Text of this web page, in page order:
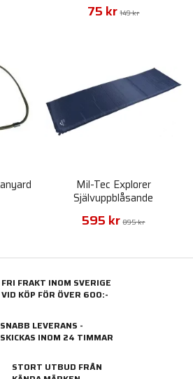
75 kr 149 kr
Mil-Tec Explorer
Självuppblåsande
Thermo
595 kr 895 kr
FRI FRAKT INOM SVERIGE
VID KÖP FÖR ÖVER 600:-
SNABB LEVERANS -
SKICKAS INOM 24 TIMMAR
STORT UTBUD FRÅN